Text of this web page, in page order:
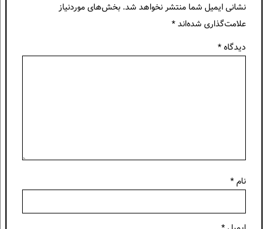
نشانی ایمیل شما منتشر نخواهد شد. بخش‌های موردنیاز
علامت‌گذاری شده‌اند*
دیدگاه*
نام*